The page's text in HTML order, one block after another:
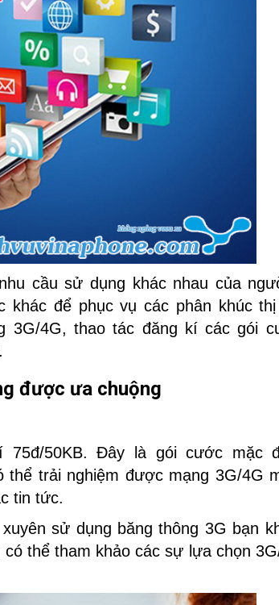
cầu sử dụng khác nhau của
khác để phục vụ các phân khúc
3G/4G, thao tác đăng kí các gói
được ưa chuộng
75đ/50KB.Đây là gói cước mặc
trải nghiệm được mạng 3G/4G
tin tức.
sử dụng băng thông 3G bạn
thể tham khảo các sự lựa chọn